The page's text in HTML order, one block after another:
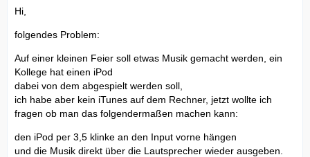
Hi,
folgendes Problem:
Auf einer kleinen Feier soll etwas Musik gemacht werden, ein
Kollege hat einen iPod
dabei von dem abgespielt werden soll,
ich habe aber kein iTunes auf dem Rechner, jetzt wollte ich
fragen ob man das folgendermaßen machen kann:
den iPod per 3,5 klinke an den Input vorne hängen
und die Musik direkt über die Lautsprecher wieder ausgeben.